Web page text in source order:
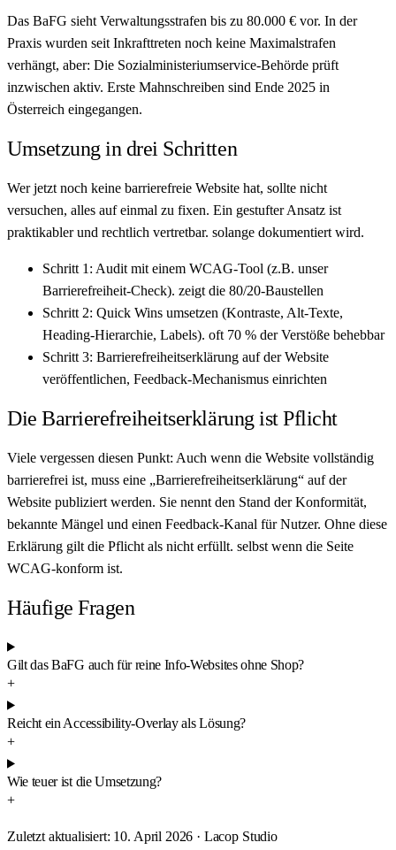
Das BaFG sieht Verwaltungsstrafen bis zu 80.000 € vor. In der
Praxis wurden seit Inkrafttreten noch keine Maximalstrafen
verhängt, aber: Die Sozialministeriumservice-Behörde prüft
inzwischen aktiv. Erste Mahnschreiben sind Ende 2025 in
Österreich eingegangen.
Umsetzung in drei Schritten
Wer jetzt noch keine barrierefreie Website hat, sollte nicht
versuchen, alles auf einmal zu fixen. Ein gestufter Ansatz ist
praktikabler und rechtlich vertretbar. solange dokumentiert wird.
Schritt 1: Audit mit einem WCAG-Tool (z.B. unser
Barrierefreiheit-Check). zeigt die 80/20-Baustellen
Schritt 2: Quick Wins umsetzen (Kontraste, Alt-Texte,
Heading-Hierarchie, Labels). oft 70 % der Verstöße behebbar
Schritt 3: Barrierefreiheitserklärung auf der Website
veröffentlichen, Feedback-Mechanismus einrichten
Die Barrierefreiheitserklärung ist Pflicht
Viele vergessen diesen Punkt: Auch wenn die Website vollständig
barrierefrei ist, muss eine „Barrierefreiheitserklärung“ auf der
Website publiziert werden. Sie nennt den Stand der Konformität,
bekannte Mängel und einen Feedback-Kanal für Nutzer. Ohne diese
Erklärung gilt die Pflicht als nicht erfüllt. selbst wenn die Seite
WCAG-konform ist.
Häufige Fragen
Gilt das BaFG auch für reine Info-Websites ohne Shop?
+
Reicht ein Accessibility-Overlay als Lösung?
+
Wie teuer ist die Umsetzung?
+
Zuletzt aktualisiert: 10. April 2026 · Lacop Studio